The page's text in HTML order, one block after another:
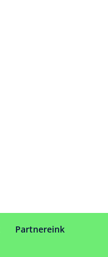
Partnereink